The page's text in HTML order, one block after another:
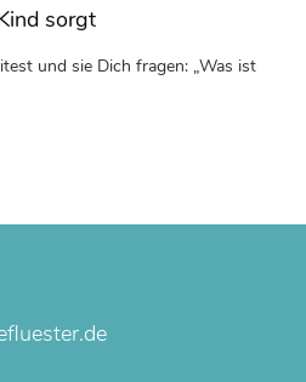
sorgt
und sie Dich fragen: „Was ist